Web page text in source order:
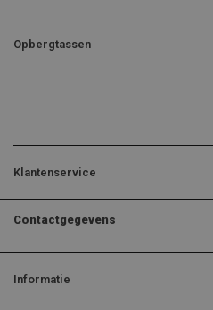
Opbergtassen
Klantenservice
Contactgegevens
Informatie